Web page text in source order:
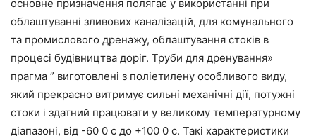
основне призначення полягає у використанні при
облаштуванні зливових каналізацій, для комунального
та промислового дренажу, облаштування стоків в
процесі будівництва доріг. Труби для дренування»
прагма ” виготовлені з поліетилену особливого виду,
який прекрасно витримує сильні механічні дії, потужні
стоки і здатний працювати у великому температурному
діапазоні, від -60 0 с до +100 0 с. Такі характеристики